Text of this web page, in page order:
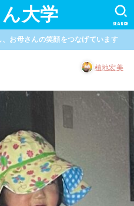
大学 SEARCH
お母さんの笑顔をつなげています
植地宏美